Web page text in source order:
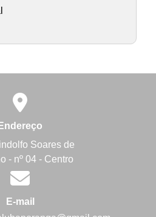
Endereço
Soares de
- nº 04 - Centro
E-mail